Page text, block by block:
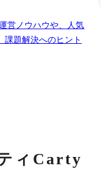
営ノウハウや、人気
課題解決へのヒント
ィ Carty